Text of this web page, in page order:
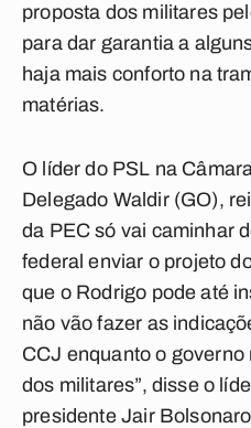
proposta dos militares
para dar garantia a
haja mais conforto na
matérias.
O líder do PSL na
Delegado Waldir (GO),
da PEC só vai caminhar
federal enviar o projeto
que o Rodrigo pode até
não vão fazer as
CCJ enquanto o
dos militares”, disse o
presidente Jair